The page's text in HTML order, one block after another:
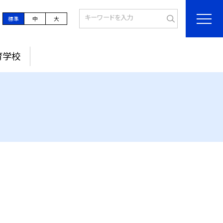
標準 中 大
校